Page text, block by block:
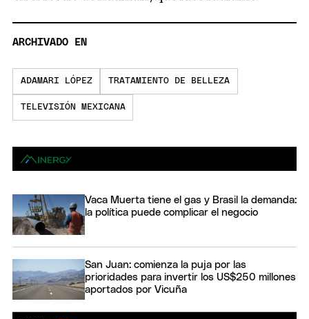
ARCHIVADO EN
ADAMARI LÓPEZ TRATAMIENTO DE BELLEZA
TELEVISIÓN MEXICANA
Vaca Muerta tiene el gas y Brasil la demanda:
la política puede complicar el negocio
San Juan: comienza la puja por las
prioridades para invertir los US$250 millones
aportados por Vicuña